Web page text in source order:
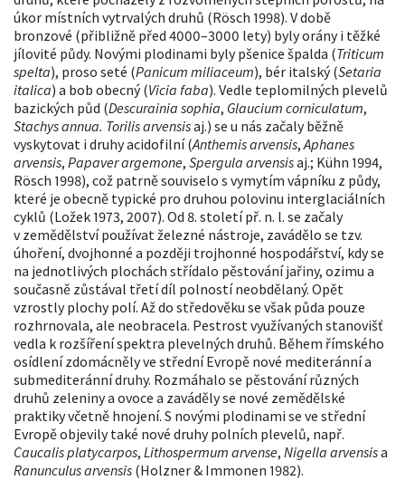
úkor místních vytrvalých druhů (Rösch 1998). V době
bronzové (přibližně před 4000–3000 lety) byly orány i těžké
jílovité půdy. Novými plodinami byly pšenice špalda (Triticum
spelta), proso seté (Panicum miliaceum), bér italský (Setaria
italica) a bob obecný (Vicia faba). Vedle teplomilných plevelů
bazických půd (Descurainia sophia, Glaucium corniculatum,
Stachys annua. Torilis arvensisaj.) se u nás začaly běžně
vyskytovat i druhy acidofilní (Anthemis arvensis, Aphanes
arvensis, Papaver argemone, Spergula arvensisaj.; Kühn 1994,
Rösch 1998), což patrně souviselo s vymytím vápníku z půdy,
které je obecně typické pro druhou polovinu interglaciálních
cyklů (Ložek 1973, 2007). Od 8. století př. n. l. se začaly
v zemědělství používat železné nástroje, zavádělo se tzv.
úhoření, dvojhonné a později trojhonné hospodářství, kdy se
na jednotlivých plochách střídalo pěstování jařiny, ozimu a
současně zůstával třetí díl polností neobdělaný. Opět
vzrostly plochy polí. Až do středověku se však půda pouze
rozhrnovala, ale neobracela. Pestrost využívaných stanovišť
vedla k rozšíření spektra plevelných druhů. Během římského
osídlení zdomácněly ve střední Evropě nové mediteránní a
submediteránní druhy. Rozmáhalo se pěstování různých
druhů zeleniny a ovoce a zaváděly se nové zemědělské
praktiky včetně hnojení. S novými plodinami se ve střední
Evropě objevily také nové druhy polních plevelů, např.
Caucalis platycarpos, Lithospermum arvense, Nigella arvensisa
Ranunculus arvensis (Holzner & Immonen 1982).